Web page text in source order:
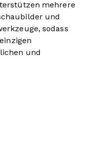
mehrere
und
sodass
und